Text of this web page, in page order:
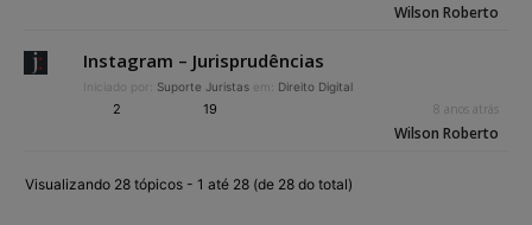
Wilson Roberto
Instagram – Jurisprudências
Iniciado por: Suporte Juristas em: Direito Digital
2 19 8 anos atrás
Wilson Roberto
Visualizando 28 tópicos - 1 até 28 (de 28 do total)